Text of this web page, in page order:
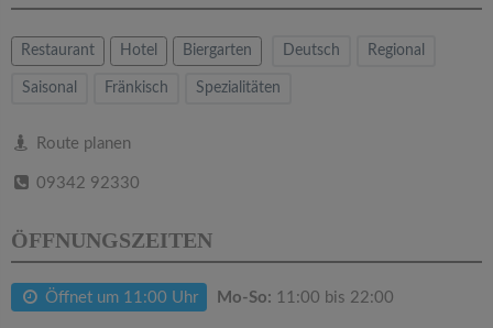
Restaurant Hotel Biergarten Deutsch Regional
Saisonal Fränkisch Spezialitäten
Route planen
09342 92330
ÖFFNUNGSZEITEN
Öffnet um 11:00 Uhr Mo-So: 11:00 bis 22:00
a
v
g
a
t